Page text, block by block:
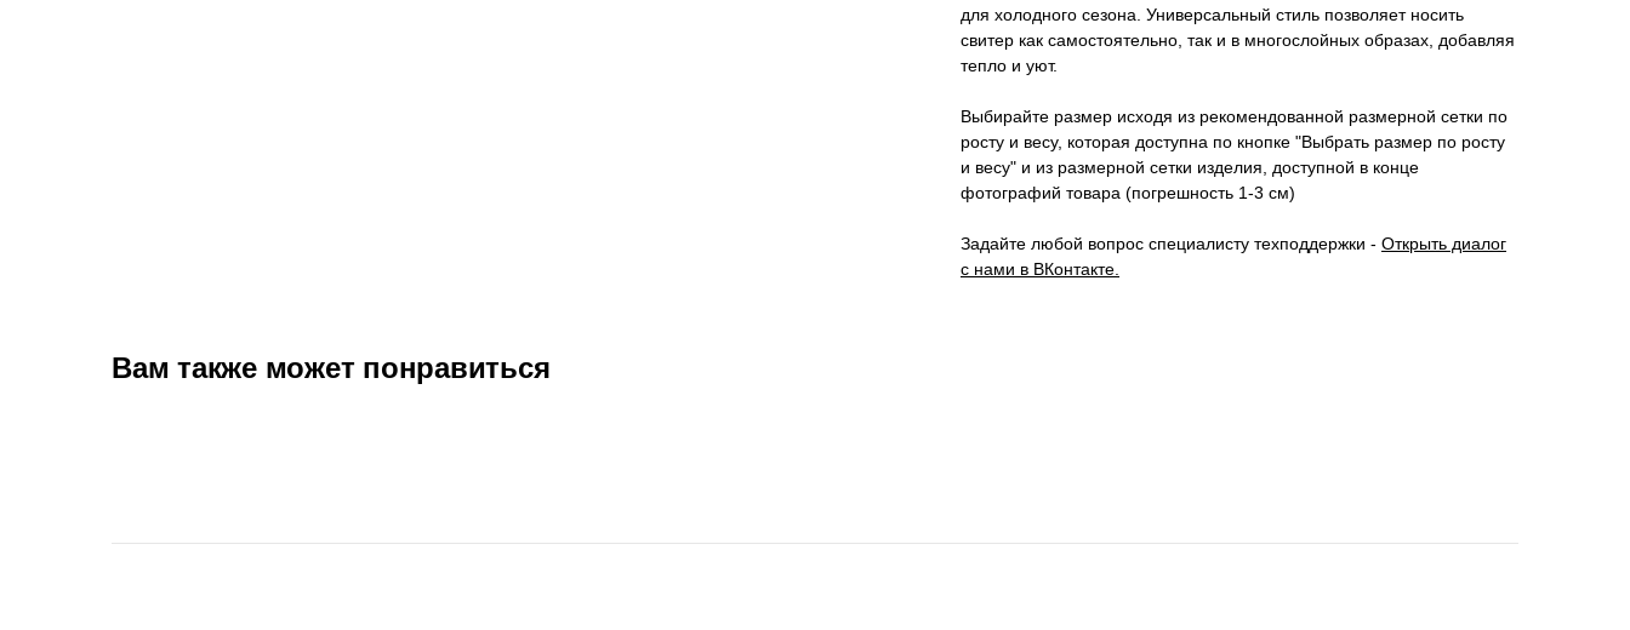
для холодного сезона. Универсальный стиль позволяет носить
свитер как самостоятельно, так и в многослойных образах, добавляя
тепло и уют.
Выбирайте размер исходя из рекомендованной размерной сетки по
росту и весу, которая доступна по кнопке "Выбрать размер по росту
и весу" и из размерной сетки изделия, доступной в конце
фотографий товара (погрешность 1-3 см)
Задайте любой вопрос специалисту техподдержки - Открыть диалог
с нами в ВКонтакте.
Вам также может понравиться